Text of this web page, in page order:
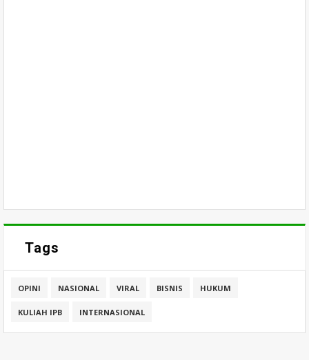
Tags
OPINI NASIONAL VIRAL BISNIS HUKUM
KULIAH IPB INTERNASIONAL